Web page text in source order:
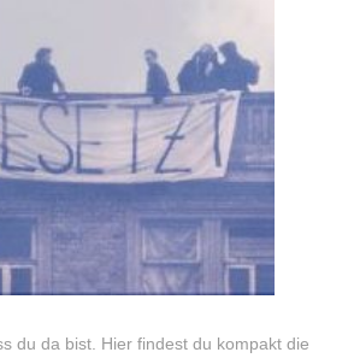
du da bist. Hier findest du kompakt die